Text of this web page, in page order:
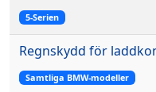
5-Serien
Regnskydd för
Samtliga BMW-modeller